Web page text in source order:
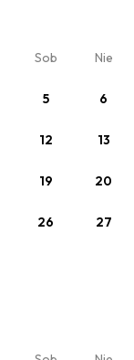
Sob Nie
5 6
12 13
19 20
26 27